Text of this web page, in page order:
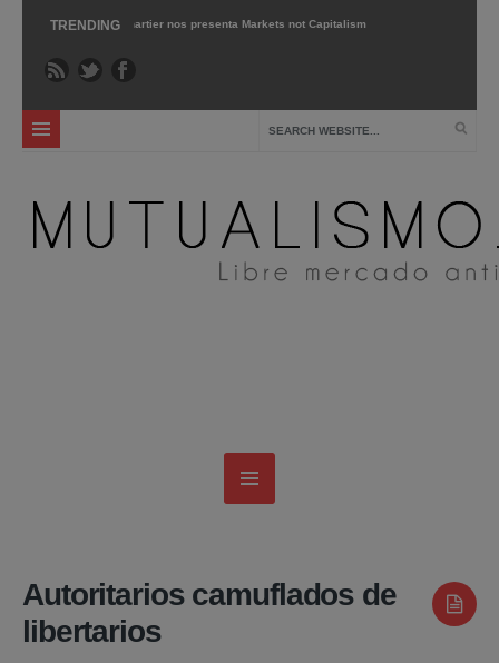
TRENDING
Gary Chartier nos presenta Markets not Capitalism » Dic 2 ›
Autoritarios camuflados de
libertarios